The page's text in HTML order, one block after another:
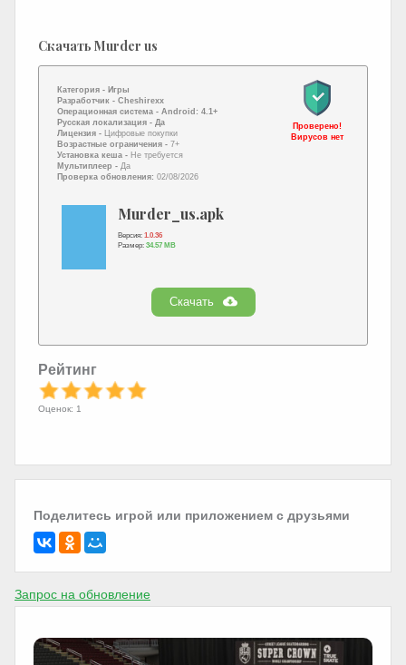
Скачать Murder us
Категория - Игры
Разработчик - Cheshirexx
Операционная система - Android: 4.1+
Русская локализация - Да
Лицензия -
Цифровые покупки
Возрастные ограничения - 7+
Установка кеша - Не требуется
Мультиплеер - Да
Проверка обновления: 02/08/2026
Проверено!
Вирусов нет
Murder_us.apk
Версия: 1.0.36
Размер: 34.57 MB
Скачать
Рейтинг
Оценок: 1
Поделитесь игрой или приложением с друзьями
Запрос на обновление